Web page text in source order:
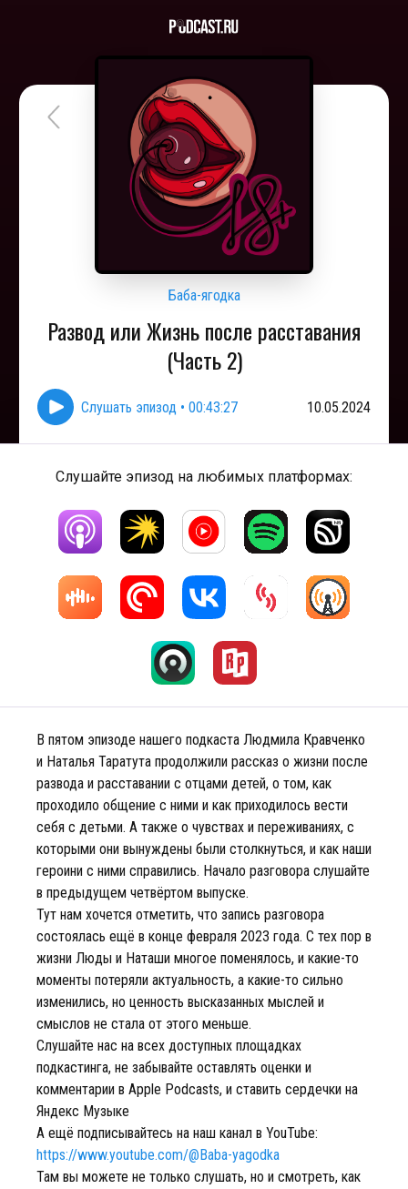
Баба-ягодка
Развод или Жизнь после расставания
(Часть 2)
Слушать эпизод • 00:43:27 10.05.2024
Слушайте эпизод на любимых платформах:
В пятом эпизоде нашего подкаста Людмила Кравченко
и Наталья Таратута продолжили рассказ о жизни после
развода и расставании с отцами детей, о том, как
проходило общение с ними и как приходилось вести
себя с детьми. А также о чувствах и переживаниях, с
которыми они вынуждены были столкнуться, и как наши
героини с ними справились. Начало разговора слушайте
в предыдущем четвёртом выпуске.
Тут нам хочется отметить, что запись разговора
состоялась ещё в конце февраля 2023 года. С тех пор в
жизни Люды и Наташи многое поменялось, и какие-то
моменты потеряли актуальность, а какие-то сильно
изменились, но ценность высказанных мыслей и
смыслов не стала от этого меньше.
Слушайте нас на всех доступных площадках
подкастинга, не забывайте оставлять оценки и
комментарии в Apple Podcasts, и ставить сердечки на
Яндекс Музыке
А ещё подписывайтесь на наш канал в YouTube:
https://www.youtube.com/@Baba-yagodka
Там вы можете не только слушать, но и смотреть, как